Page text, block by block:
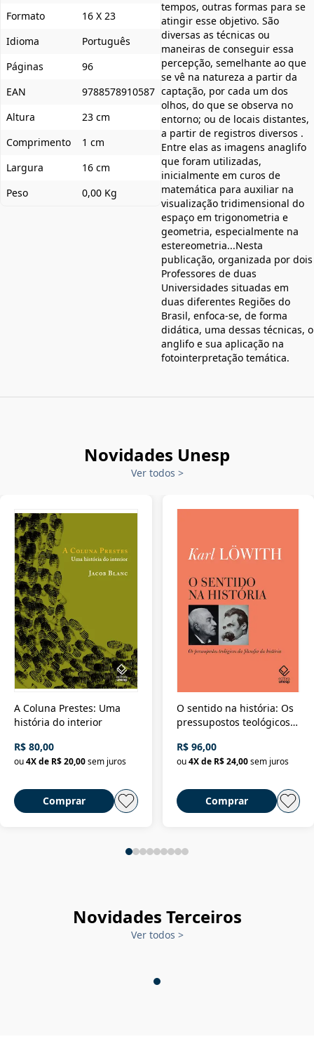
Formato
16 X 23
Idioma
Português
Páginas
96
EAN
9788578910587
Altura
23 cm
Comprimento
1 cm
Largura
16 cm
Peso
0,00 Kg
tempos, outras formas para se
atingir esse objetivo. São
diversas as técnicas ou
maneiras de conseguir essa
percepção, semelhante ao que
se vê na natureza a partir da
captação, por cada um dos
olhos, do que se observa no
entorno; ou de locais distantes,
a partir de registros diversos .
Entre elas as imagens anaglifo
que foram utilizadas,
inicialmente em curos de
matemática para auxiliar na
visualização tridimensional do
espaço em trigonometria e
geometria, especialmente na
estereometria...Nesta
publicação, organizada por dois
Professores de duas
Universidades situadas em
duas diferentes Regiões do
Brasil, enfoca-se, de forma
didática, uma dessas técnicas, o
anglifo e sua aplicação na
fotointerpretação temática.
Novidades Unesp
Ver todos >
A Coluna Prestes: Uma
história do interior
R$ 80,00
ou4X de R$ 20,00sem juros
Comprar
O sentido na história: Os
pressupostos teológicos
R$ 96,00
ou 4X de R$ 24,00 sem juros
Comprar
Novidades Terceiros
Ver todos >